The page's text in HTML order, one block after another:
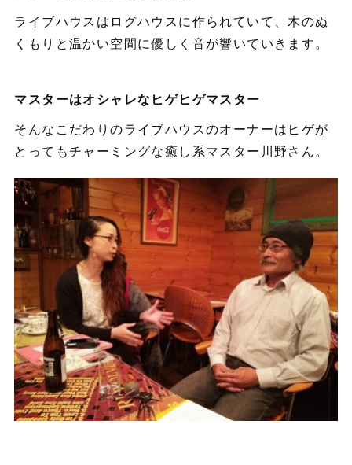
ライブハウスはログハウスに作られていて、木のぬ
くもりと温かい空間に優しく音が響いていきます。
マスターはオシャレなヒゲヒゲマスター
そんなこだわりのライブハウスのオーナーはヒゲが
とってもチャーミングな癒し系マスター川野さん。